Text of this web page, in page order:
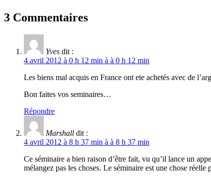
3 Commentaires
Yves dit :
4 avril 2012 à 0 h 12 min à à 0 h 12 min
Les biens mal acquis en France ont ete achetés avec de
Bon faites vos seminaires…
Répondre
Marshall dit :
4 avril 2012 à 8 h 37 min à à 8 h 37 min
Ce séminaire a bien raison d’être fait, vu qu’il lance un
mélangez pas les choses. Le séminaire est une chose